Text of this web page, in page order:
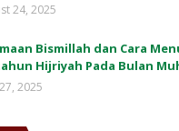
24, 2025
Bismillah dan Cara
Hijriyah Pada Bulan
2025